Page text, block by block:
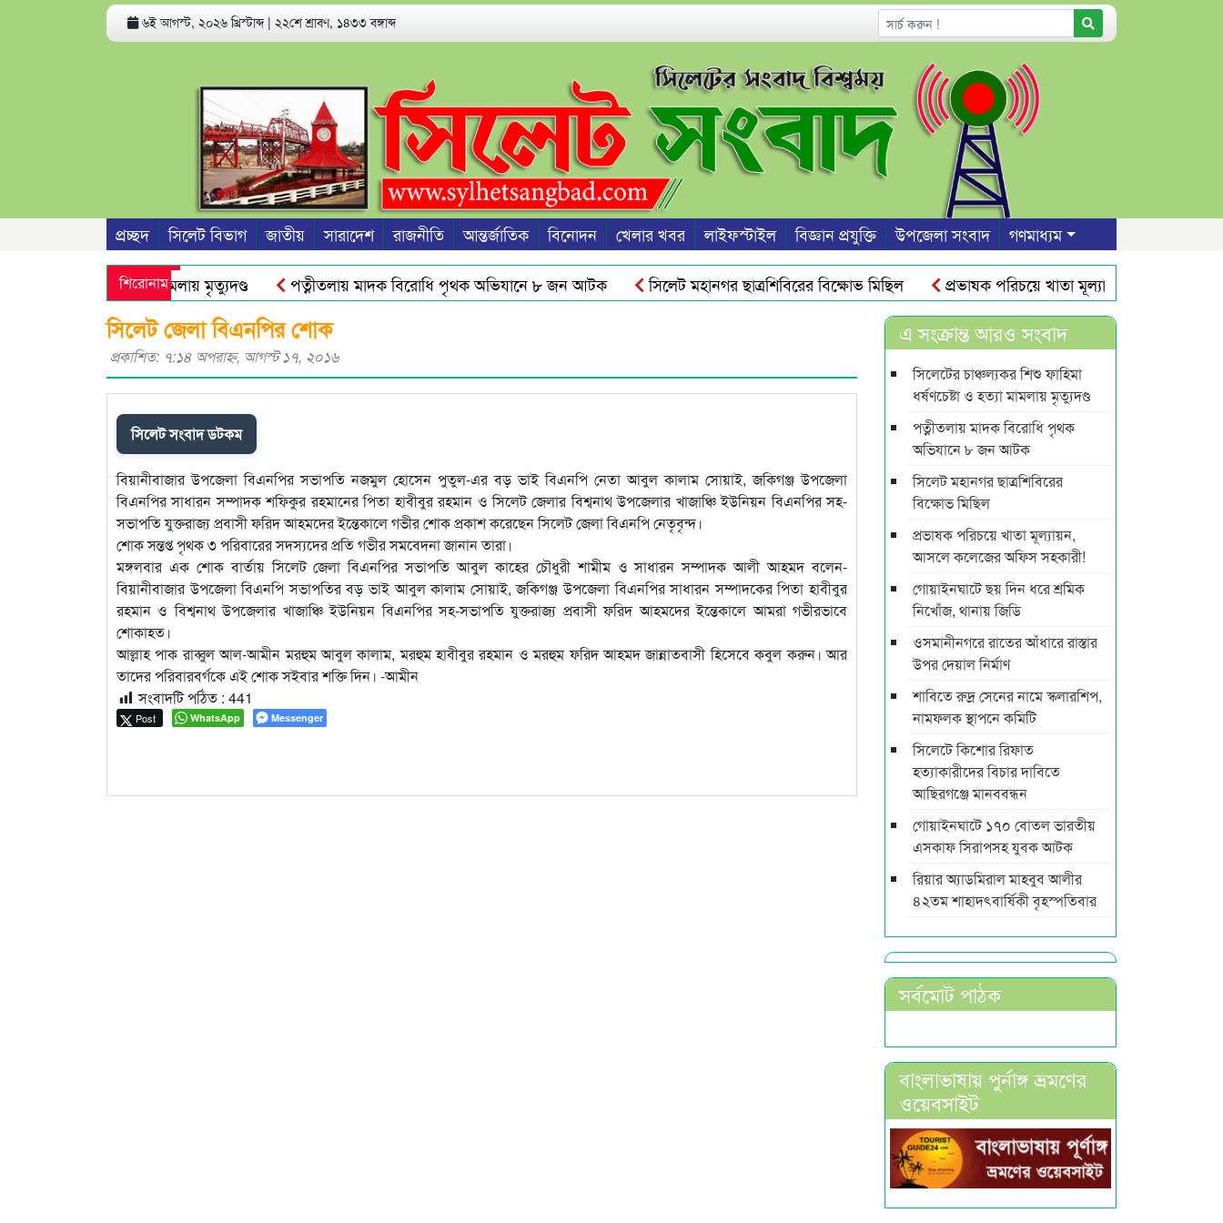
৬ই আগস্ট, ২০২৬ খ্রিস্টাব্দ | ২২শে শ্রাবণ, ১৪৩৩ বঙ্গাব্দ
প্রচ্ছদ সিলেট বিভাগ জাতীয় সারাদেশ রাজনীতি আন্তর্জাতিক বিনোদন খেলার খবর লাইফস্টাইল বিজ্ঞান প্রযুক্তি উপজেলা সংবাদ গণমাধ্যম
শিরোনাম
ধর্ষণচেষ্টা ও হত্যা মামলায় মৃত্যুদণ্ড পত্নীতলায় মাদক বিরোধি পৃথক অভিযানে ৮ জন আটক সিলেট মহানগর ছাত্রশিবিরের বিক্ষোভ মিছিল
প্রভাষক পরিচয়ে খাতা মূল্যায়ন, আসলে কলেজের
মুজিব পরদেশী কারাগারে সিলেট শিক্ষা বোর্ডের নতুন চেয়ারম্যান হলেন প্রফেসর শহীদুল আলম
সিলেট জেলা বিএনপির শোক
প্রকাশিত: ৭:১৪ অপরাহ্ণ, আগস্ট ১৭, ২০১৬
সিলেট সংবাদ ডটকম
বিয়ানীবাজার উপজেলা বিএনপির সভাপতি নজমুল হোসেন পুতুল-এর বড় ভাই বিএনপি নেতা আবুল কালাম সোয়াই, জকিগঞ্জ উপজেলা
বিএনপির সাধারন সম্পাদক শফিকুর রহমানের পিতা হাবীবুর রহমান ও সিলেট জেলার বিশ্বনাথ উপজেলার খাজাঞ্চি ইউনিয়ন বিএনপির সহ-
সভাপতি যুক্তরাজ্য প্রবাসী ফরিদ আহমদের ইন্তেকালে গভীর শোক প্রকাশ করেছেন সিলেট জেলা বিএনপি নেতৃবৃন্দ।
শোক সন্তপ্ত পৃথক ৩ পরিবারের সদস্যদের প্রতি গভীর সমবেদনা জানান তারা।
মঙ্গলবার এক শোক বার্তায় সিলেট জেলা বিএনপির সভাপতি আবুল কাহের চৌধুরী শামীম ও সাধারন সম্পাদক আলী আহমদ বলেন-
বিয়ানীবাজার উপজেলা বিএনপি সভাপতির বড় ভাই আবুল কালাম সোয়াই, জকিগঞ্জ উপজেলা বিএনপির সাধারন সম্পাদকের পিতা হাবীবুর
রহমান ও বিশ্বনাথ উপজেলার খাজাঞ্চি ইউনিয়ন বিএনপির সহ-সভাপতি যুক্তরাজ্য প্রবাসী ফরিদ আহমদের ইন্তেকালে আমরা গভীরভাবে
শোকাহত।
আল্লাহ পাক রাব্বুল আল-আমীন মরহুম আবুল কালাম, মরহুম হাবীবুর রহমান ও মরহুম ফরিদ আহমদ জান্নাতবাসী হিসেবে কবুল করুন। আর
তাদের পরিবারবর্গকে এই শোক সইবার শক্তি দিন। -আমীন
সংবাদটি পঠিত : 441
Post WhatsApp Messenger
এ সংক্রান্ত আরও সংবাদ
সিলেটের চাঞ্চল্যকর শিশু ফাহিমা
ধর্ষণচেষ্টা ও হত্যা মামলায় মৃত্যুদণ্ড
পত্নীতলায় মাদক বিরোধি পৃথক
অভিযানে ৮ জন আটক
সিলেট মহানগর ছাত্রশিবিরের
বিক্ষোভ মিছিল
প্রভাষক পরিচয়ে খাতা মূল্যায়ন,
আসলে কলেজের অফিস সহকারী!
গোয়াইনঘাটে ছয় দিন ধরে শ্রমিক
নিখোঁজ, থানায় জিডি
ওসমানীনগরে রাতের আঁধারে রাস্তার
উপর দেয়াল নির্মাণ
শাবিতে রুদ্র সেনের নামে স্কলারশিপ,
নামফলক স্থাপনে কমিটি
সিলেটে কিশোর রিফাত
হত্যাকারীদের বিচার দাবিতে
আছিরগঞ্জে মানববন্ধন
গোয়াইনঘাটে ১৭০ বোতল ভারতীয়
এসকাফ সিরাপসহ যুবক আটক
রিয়ার অ্যাডমিরাল মাহবুব আলীর
৪২তম শাহাদৎবার্ষিকী বৃহস্পতিবার
সর্বমোট পাঠক
বাংলাভাষায় পুর্নাঙ্গ ভ্রমণের
ওয়েবসাইট